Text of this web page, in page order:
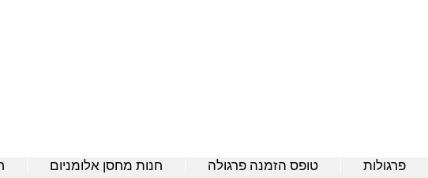
פרגולות טופס הזמנה פרגולה חנות מחסן אלומניום